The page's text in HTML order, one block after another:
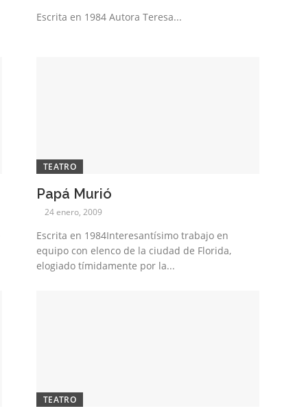
Escrita en 1984 Autora Teresa...
TEATRO
Papá Murió
24 enero, 2009
Escrita en 1984Interesantísimo trabajo en
equipo con elenco de la ciudad de Florida,
elogiado tímidamente por la...
TEATRO